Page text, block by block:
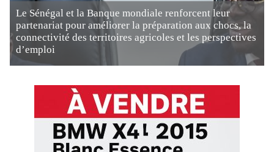
Le Sénégal et la Banque mondiale renforcent leur
partenariat pour améliorer la préparation aux chocs, la
connectivité des territoires agricoles et les perspectives
d’emploi